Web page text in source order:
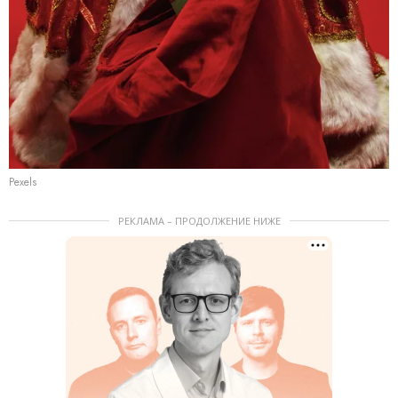
Pexels
РЕКЛАМА – ПРОДОЛЖЕНИЕ НИЖЕ